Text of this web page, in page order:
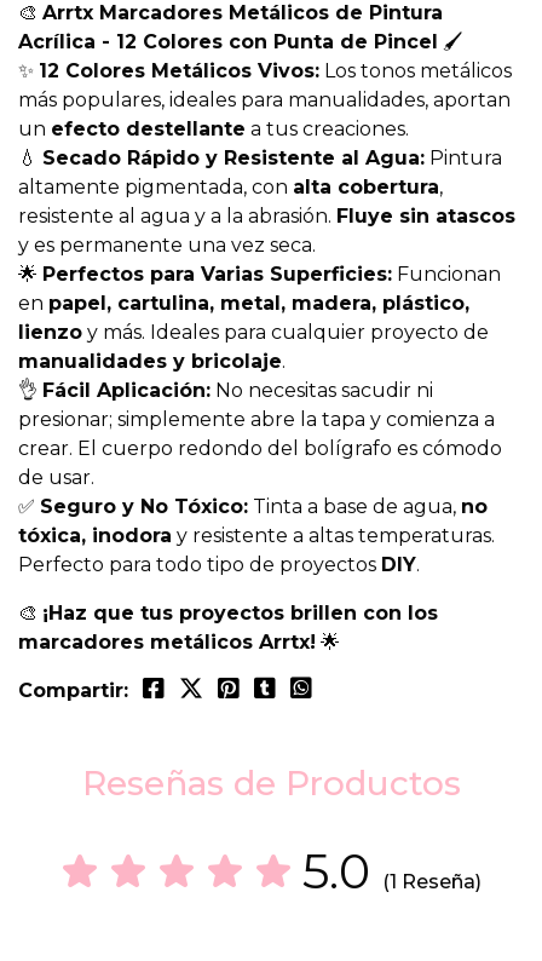
🎨 Arrtx Marcadores Metálicos de Pintura
Acrílica - 12 Colores con Punta de Pincel 🖌️
✨ 12 Colores Metálicos Vivos: Los tonos metálicos
más populares, ideales para manualidades, aportan
un efecto destellante a tus creaciones.
💧 Secado Rápido y Resistente al Agua: Pintura
altamente pigmentada, con alta cobertura,
resistente al agua y a la abrasión. Fluye sin atascos
y es permanente una vez seca.
🌟 Perfectos para Varias Superficies: Funcionan
en papel, cartulina, metal, madera, plástico,
lienzo y más. Ideales para cualquier proyecto de
manualidades y bricolaje.
👌 Fácil Aplicación: No necesitas sacudir ni
presionar; simplemente abre la tapa y comienza a
crear. El cuerpo redondo del bolígrafo es cómodo
de usar.
✅ Seguro y No Tóxico: Tinta a base de agua, no
tóxica, inodora y resistente a altas temperaturas.
Perfecto para todo tipo de proyectos DIY.
🎨 ¡Haz que tus proyectos brillen con los
marcadores metálicos Arrtx! 🌟
Compartir:
Reseñas de Productos
5.0 (1 Reseña)